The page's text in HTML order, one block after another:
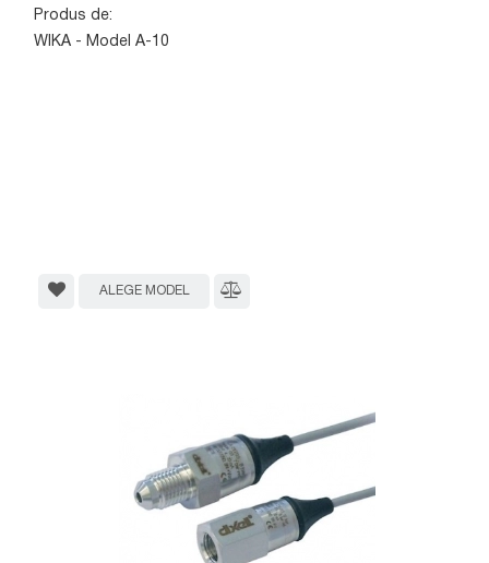
Produs de:
WIKA - Model A-10
ALEGE MODEL